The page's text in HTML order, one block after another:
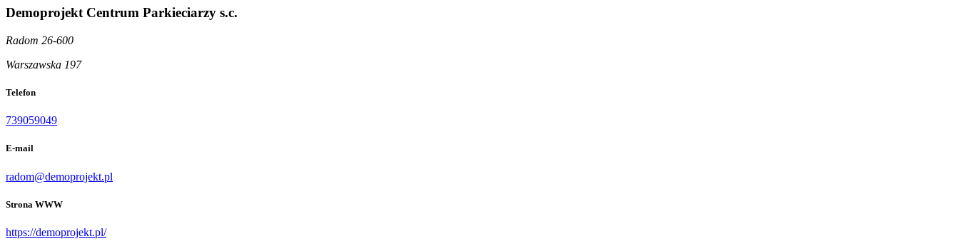
Demoprojekt Centrum Parkieciarzy s.c.
Radom 26-600
Warszawska 197
Telefon
739059049
E-mail
radom@demoprojekt.pl
Strona WWW
https://demoprojekt.pl/